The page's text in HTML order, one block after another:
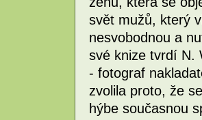
svět mužů, který
nesvobodnou a
své knize tvrdí N.
- fotograf
zvolila proto, že
hýbe současnou